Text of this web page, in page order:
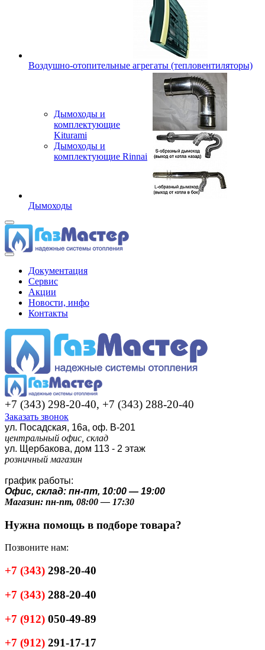
Воздушно-отопительные агрегаты (тепловентиляторы)
Дымоходы и
комплектующие
Kiturami
Дымоходы и
комплектующие Rinnai
Дымоходы
Документация
Сервис
Акции
Новости, инфо
Контакты
+7 (343) 298-20-40, +7 (343) 288-20-40
Заказать звонок
ул. Посадская, 16а, оф. В-201
центральный офис, склад
ул. Щербакова, дом 113 - 2 этаж
розничный магазин
график работы:
Офис, склад: пн-пт, 10:00 — 19:00
Магазин: пн-пт, 08:00 — 17:30
Нужна помощь в подборе товара?
Позвоните нам:
+7 (343) 298-20-40
+7 (343) 288-20-40
+7 (912) 050-49-89
+7 (912) 291-17-17